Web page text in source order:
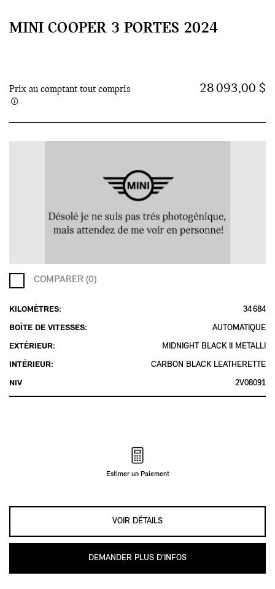
MINI COOPER 3 PORTES 2024
Prix au comptant tout compris 28 093,00 $
COMPARER (0)
KILOMÈTRES:
BOÎTE DE VITESSES:
EXTÉRIEUR:
INTÉRIEUR:
NIV
34 684
AUTOMATIQUE
MIDNIGHT BLACK II METALLI
CARBON BLACK LEATHERETTE
2V08091
Estimer un Paiement
VOIR DÉTAILS
DEMANDER PLUS D’INFOS